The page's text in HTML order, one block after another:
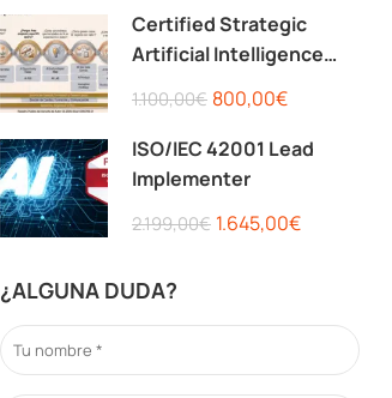
Certified Strategic
Artificial Intelligence
1.100,00€ 800,00€
ISO/IEC 42001 Lead
Implementer
2.199,00€ 1.645,00€
¿ALGUNA DUDA?